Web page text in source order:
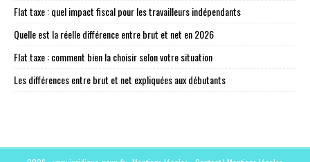
Flat taxe : quel impact fiscal pour les travailleurs indépendants
Quelle est la réelle différence entre brut et net en 2026
Flat taxe : comment bien la choisir selon votre situation
Les différences entre brut et net expliquées aux débutants